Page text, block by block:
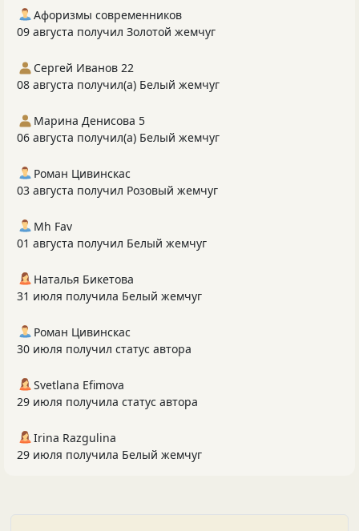
Афоризмы современников
09 августа получил Золотой жемчуг
Сергей Иванов 22
08 августа получил(а) Белый жемчуг
Марина Денисова 5
06 августа получил(а) Белый жемчуг
Роман Цивинскас
03 августа получил Розовый жемчуг
Mh Fav
01 августа получил Белый жемчуг
Наталья Бикетова
31 июля получила Белый жемчуг
Роман Цивинскас
30 июля получил статус автора
Svetlana Efimova
29 июля получила статус автора
Irina Razgulina
29 июля получила Белый жемчуг